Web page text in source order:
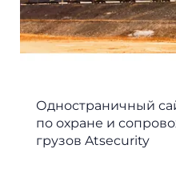
Одностраничный
по охране и
грузов Atsecurity